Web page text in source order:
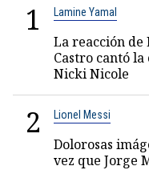
1 Lamine Yamal
La reacción de
Castro cantó
Nicki Nicole
2 Lionel Messi
Dolorosas
vez que Jorge